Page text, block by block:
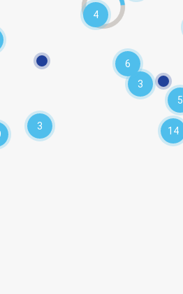
14
3
5
4
6
3